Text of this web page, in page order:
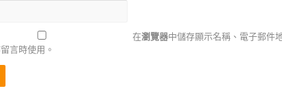
在瀏覽器中儲存顯示名稱、電子郵件
言時使用。